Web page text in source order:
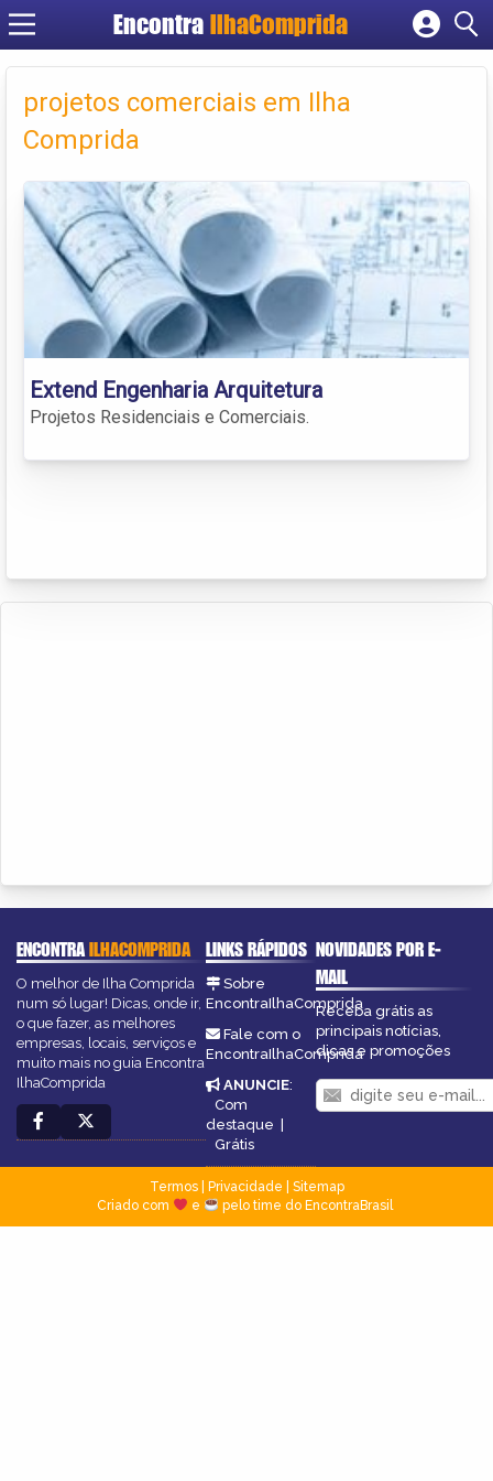
EncontraIlhaComprida
Cadastrar empresa
Criar conta
projetos comerciais em Ilha
Comprida
Extend Engenharia Arquitetura
Projetos Residenciais e Comerciais.
ENCONTRAILHACOMPRIDA
O melhor de Ilha Comprida
num só lugar! Dicas, onde ir,
o que fazer, as melhores
empresas, locais, serviços e
muito mais no guia Encontra
IlhaComprida
LINKS RÁPIDOS
Sobre
EncontraIlhaComprida
Fale com o
EncontraIlhaComprida
ANUNCIE:
Com
destaque |
Grátis
NOVIDADES POR E-
MAIL
Receba grátis as
principais notícias,
dicas e promoções
Termos| Privacidade
Sitemap
Criado com
e pelo time do EncontraBrasil